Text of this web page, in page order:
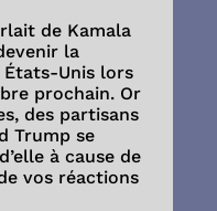
de Kamala
la
États-Unis lors
prochain. Or
des partisans
Trump se
à cause de
vos réactions